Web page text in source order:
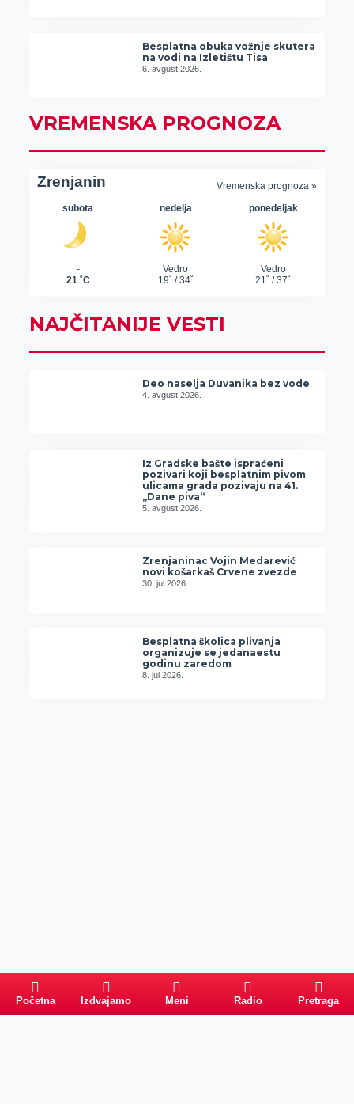
Besplatna obuka vožnje skutera
na vodi na Izletištu Tisa
6. avgust 2026.
VREMENSKA PROGNOZA
NAJČITANIJE VESTI
Deo naselja Duvanika bez vode
4. avgust 2026.
Iz Gradske bašte ispraćeni
pozivari koji besplatnim pivom
ulicama grada pozivaju na 41.
„Dane piva“
5. avgust 2026.
Zrenjaninac Vojin Medarević
novi košarkaš Crvene zvezde
30. jul 2026.
Besplatna školica plivanja
organizuje se jedanaestu
godinu zaredom
8. jul 2026.
Početna Izdvajamo Meni Radio Pretraga